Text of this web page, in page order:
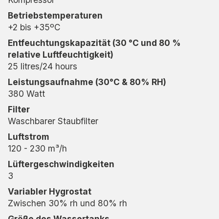
leicht an Ihren Alltag anpassen können.
Energieeffizient und
umweltfreundlich
Mit dem Kältemittel R290 ist der MRD25 eine
umweltfreundliche Lösung mit niedrigem
Energieverbrauch und optimaler Leistung. Er
verfügt über eine automatische Abtaufunktion mit
einer Anzeige, die anzeigt, wenn der 3,8-Liter-
Wassertank voll ist. So wird sichergestellt, dass er
effizient arbeitet und unnötigen Energieverbrauch
vermeidet.
Sicher und zuverlässig für die
Waschküche
Betriebstemperaturen
+2 bis +35ºC
Entfeuchtungskapazität (30 °C und 80 %
relative Luftfeuchtigkeit)
25 litres/24 hours
Leistungsaufnahme (30°C & 80% RH)
380 Watt
Filter
Waschbarer Staubfilter
Luftstrom
120 - 230 m³/h
Lüftergeschwindigkeiten
3
Variabler Hygrostat
Zwischen 30% rh und 80% rh